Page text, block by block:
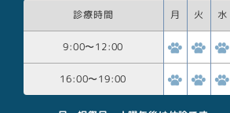
診療時間 月 火 水
9:00〜12:00
16:00〜19:00